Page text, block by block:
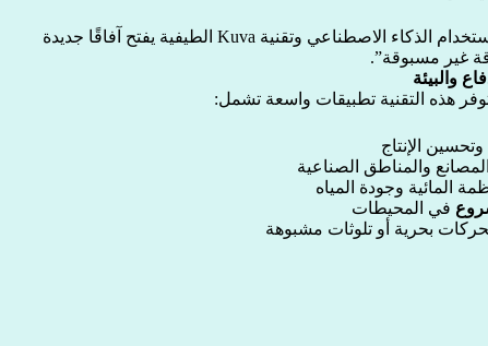
“نحن متحمسون لهذا المشروع. استخدام الذكاء الاصطناعي وتقنية Kuva الطيفية يفتح آفاقًا جديدة
غير مسبوقة”.
والبيئة
هذه التقنية تطبيقات واسعة تشمل:
وتحسين الإنتاج
والمناطق الصناعية
المائية وجودة المياه
في المحيطات
بحرية أو تلوثات مشبوهة